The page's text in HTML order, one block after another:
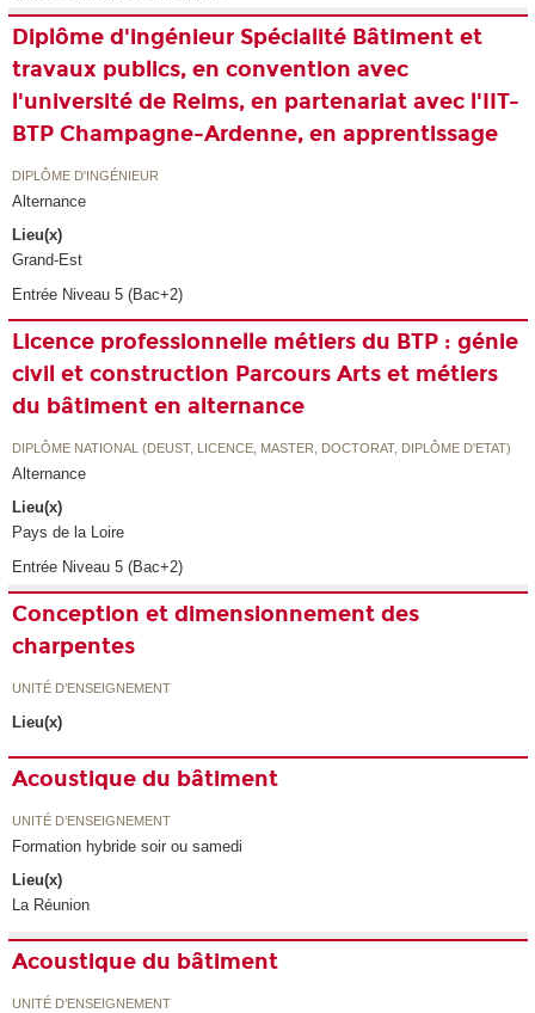
Diplôme d'ingénieur Spécialité Bâtiment et
travaux publics, en convention avec
l'université de Reims, en partenariat avec l'IIT-
BTP Champagne-Ardenne, en apprentissage
DIPLÔME D'INGÉNIEUR
Alternance
Lieu(x)
Grand-Est
Entrée Niveau 5 (Bac+2)
Licence professionnelle métiers du BTP : génie
civil et construction Parcours Arts et métiers
du bâtiment en alternance
DIPLÔME NATIONAL (DEUST, LICENCE, MASTER, DOCTORAT, DIPLÔME D'ETAT)
Alternance
Lieu(x)
Pays de la Loire
Entrée Niveau 5 (Bac+2)
Conception et dimensionnement des
charpentes
UNITÉ D’ENSEIGNEMENT
Lieu(x)
Acoustique du bâtiment
UNITÉ D’ENSEIGNEMENT
Formation hybride soir ou samedi
Lieu(x)
La Réunion
Acoustique du bâtiment
UNITÉ D’ENSEIGNEMENT